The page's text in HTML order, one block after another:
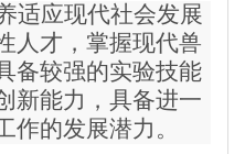
适应现代社会发展
人才，掌握现代兽
备较强的实验技能
新能力，具备进一
作的发展潜力。